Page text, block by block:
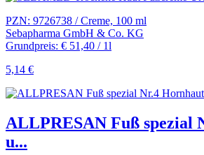
PZN: 9726738 / Creme, 100 ml
Sebapharma GmbH & Co. KG
Grundpreis: € 51,40 / 1l
5,14 €
ALLPRESAN Fuß spezial
u...